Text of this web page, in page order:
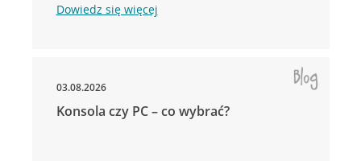
Dowiedz się więcej
03.08.2026
Konsola czy PC – co wybrać?